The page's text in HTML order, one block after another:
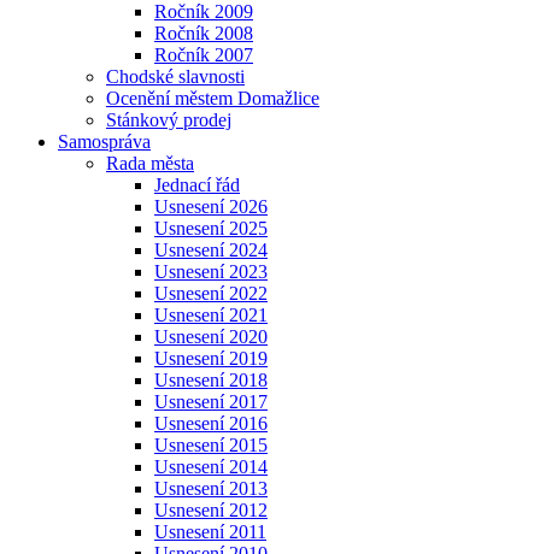
Ročník 2009
Ročník 2008
Ročník 2007
Chodské slavnosti
Ocenění městem Domažlice
Stánkový prodej
Samospráva
Rada města
Jednací řád
Usnesení 2026
Usnesení 2025
Usnesení 2024
Usnesení 2023
Usnesení 2022
Usnesení 2021
Usnesení 2020
Usnesení 2019
Usnesení 2018
Usnesení 2017
Usnesení 2016
Usnesení 2015
Usnesení 2014
Usnesení 2013
Usnesení 2012
Usnesení 2011